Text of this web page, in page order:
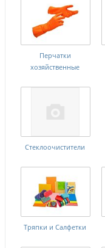
Перчатки
хозяйственные
Стеклоочистители
Тряпки и Салфетки